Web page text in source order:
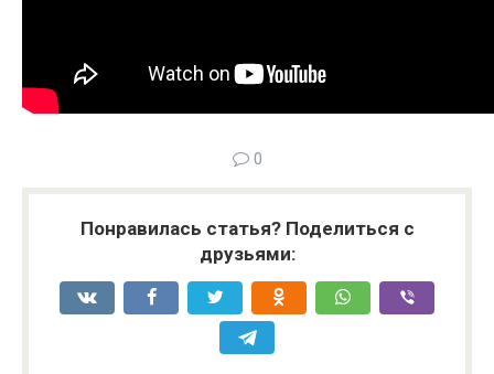
0
Понравилась статья? Поделиться с
друзьями: